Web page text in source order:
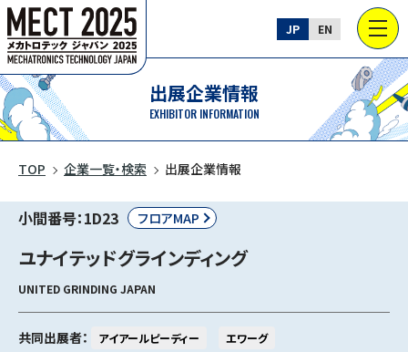
JP EN
出展企業情報
EXHIBITOR INFORMATION
TOP 企業一覧・検索 出展企業情報
小間番号：1D23 フロアMAP
ユナイテッドグラインディング
UNITED GRINDING JAPAN
共同出展者： アイアールピーディー
エワーグ